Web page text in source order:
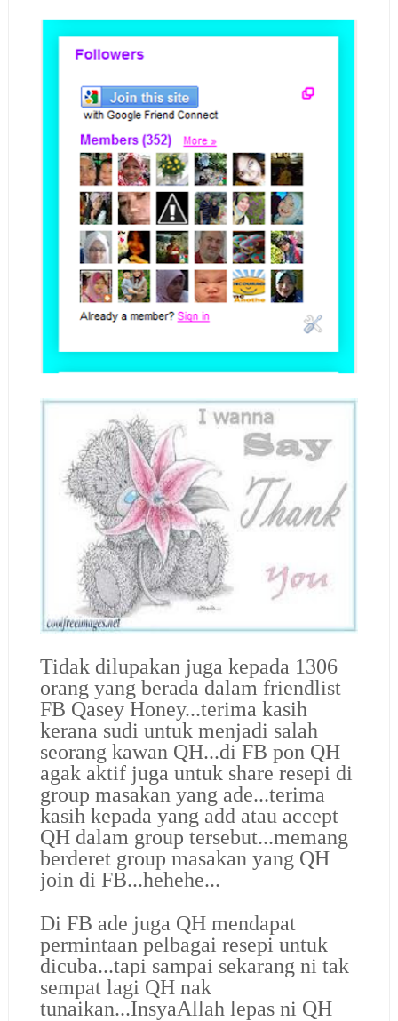
Tidak dilupakan juga kepada 1306
orang yang berada dalam friendlist
FB Qasey Honey...terima kasih
kerana sudi untuk menjadi salah
seorang kawan QH...di FB pon QH
agak aktif juga untuk share resepi di
group masakan yang ade...terima
kasih kepada yang add atau accept
QH dalam group tersebut...memang
berderet group masakan yang QH
join di FB...hehehe...
Di FB ade juga QH mendapat
permintaan pelbagai resepi untuk
dicuba...tapi sampai sekarang ni tak
sempat lagi QH nak
tunaikan...InsyaAllah lepas ni QH